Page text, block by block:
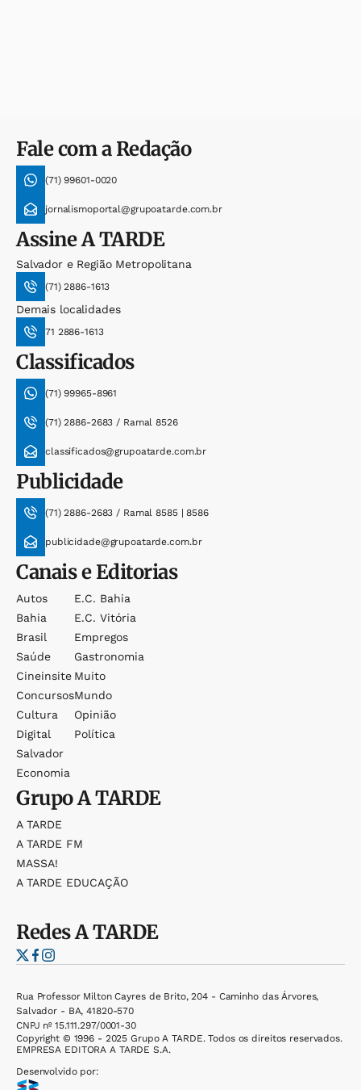
Fale com a Redação
(71) 99601-0020
jornalismoportal@grupoatarde.com.br
AssineA TARDE
Salvador e Região Metropolitana
(71) 2886-1613
Demais localidades
71 2886-1613
Classificados
(71) 99965-8961
(71) 2886-2683 / Ramal 8526
classificados@grupoatarde.com.br
Publicidade
(71) 2886-2683 / Ramal 8585 | 8586
publicidade@grupoatarde.com.br
Canais e Editorias
Autos
Bahia
Brasil
Saúde
Cineinsite
Concursos
Cultura
Digital
Salvador
Economia
E.c. Bahia
E.c. Vitória
Empregos
Gastronomia
Muito
Mundo
Opinião
Política
GrupoA TARDE
A TARDE
A TARDE FM
MASSA!
A TARDE EDUCAÇÃO
RedesA TARDE
Rua Professor Milton Cayres de Brito, 204 - Caminho das Árvores,
Salvador - BA, 41820-570
CNPJ nº 15.111.297/0001-30
Copyright © 1996 - 2025 Grupo A TARDE. Todos os direitos reservados.
EMPRESA EDITORA A TARDE S.A.
Desenvolvido por: